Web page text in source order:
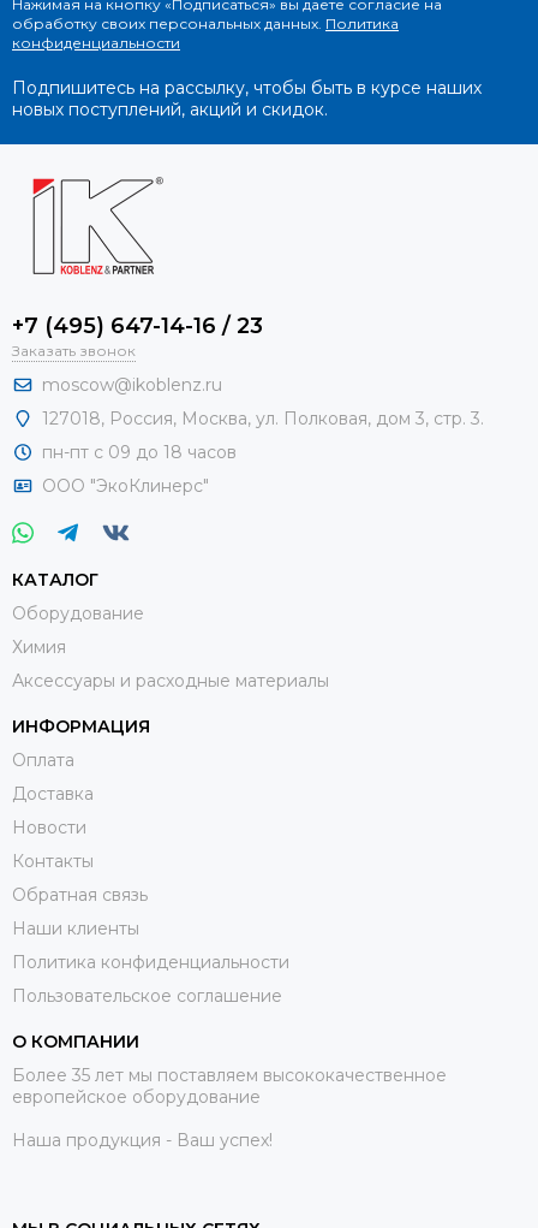
Нажимая на кнопку «Подписаться» вы даете согласие на
обработку своих персональных данных. Политика
конфиденциальности
Подпишитесь на рассылку, чтобы быть в курсе наших
новых поступлений, акций и скидок.
+7 (495) 647-14-16 / 23
Заказать звонок
moscow@ikoblenz.ru
127018, Россия, Москва, ул. Полковая, дом 3, стр. 3.
пн-пт с 09 до 18 часов
ООО "ЭкоКлинерс"
КАТАЛОГ
Оборудование
Химия
Аксессуары и расходные материалы
ИНФОРМАЦИЯ
Оплата
Доставка
Новости
Контакты
Обратная связь
Наши клиенты
Политика конфиденциальности
Пользовательское соглашение
О КОМПАНИИ
Более 35 лет мы поставляем высококачественное
европейское оборудование
Наша продукция - Ваш успех!